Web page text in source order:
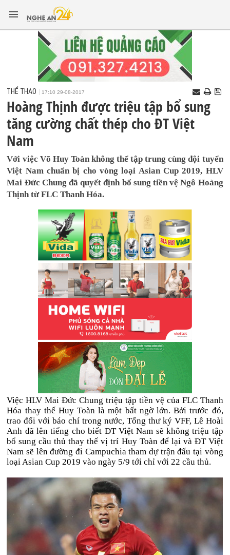
THỂ THAO 17:10 29-08-2017
Hoàng Thịnh được triệu tập bổ sung
tăng cường chất thép cho ĐT Việt
Nam
Với việc Võ Huy Toàn không thể tập trung cùng đội tuyển
Việt Nam chuẩn bị cho vòng loại Asian Cup 2019, HLV
Mai Đức Chung đã quyết định bổ sung tiền vệ Ngô Hoàng
Thịnh từ FLC Thanh Hóa.
Việc HLV Mai Đức Chung triệu tập tiền vệ của FLC Thanh
Hóa thay thế Huy Toàn là một bất ngờ lớn. Bởi trước đó,
trao đổi với báo chí trong nước, Tổng thư ký VFF, Lê Hoài
Anh đã lên tiếng cho biết ĐT Việt Nam sẽ không triệu tập
bổ sung cầu thủ thay thế vị trí Huy Toàn để lại và ĐT Việt
Nam sẽ lên đường đi Campuchia tham dự trận đấu tại vòng
loại Asian Cup 2019 vào ngày 5/9 tới chỉ với 22 cầu thủ.